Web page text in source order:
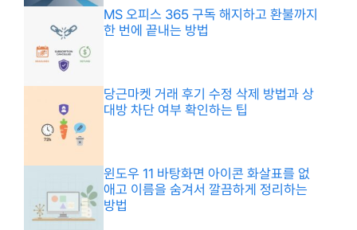
MS 오피스 365 구독 해지하고 환불까지
한 번에 끝내는 방법
당근마켓 거래 후기 수정 삭제 방법과 상
대방 차단 여부 확인하는 팁
윈도우 11 바탕화면 아이콘 화살표를 없
애고 이름을 숨겨서 깔끔하게 정리하는
방법